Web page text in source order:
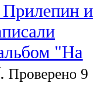
Прилепин и
"На
. Проверено 9